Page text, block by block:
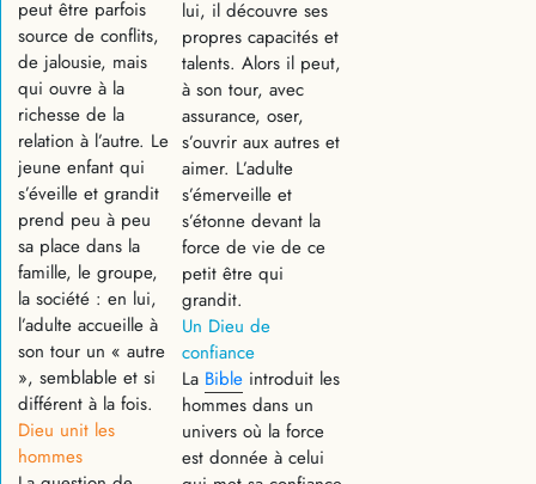
peut être parfois
source de conflits,
de jalousie, mais
qui ouvre à la
richesse de la
relation à l’autre. Le
jeune enfant qui
s’éveille et grandit
prend peu à peu
sa place dans la
famille, le groupe,
la société : en lui,
l’adulte accueille à
son tour un « autre
», semblable et si
différent à la fois.
Dieu unit les
hommes
lui, il découvre ses
propres capacités et
talents. Alors il peut,
à son tour, avec
assurance, oser,
s’ouvrir aux autres et
aimer. L’adulte
s’émerveille et
s’étonne devant la
force de vie de ce
petit être qui
grandit.
Un Dieu de
confiance
La Bibleintroduit les
hommes dans un
univers où la force
est donnée à celui